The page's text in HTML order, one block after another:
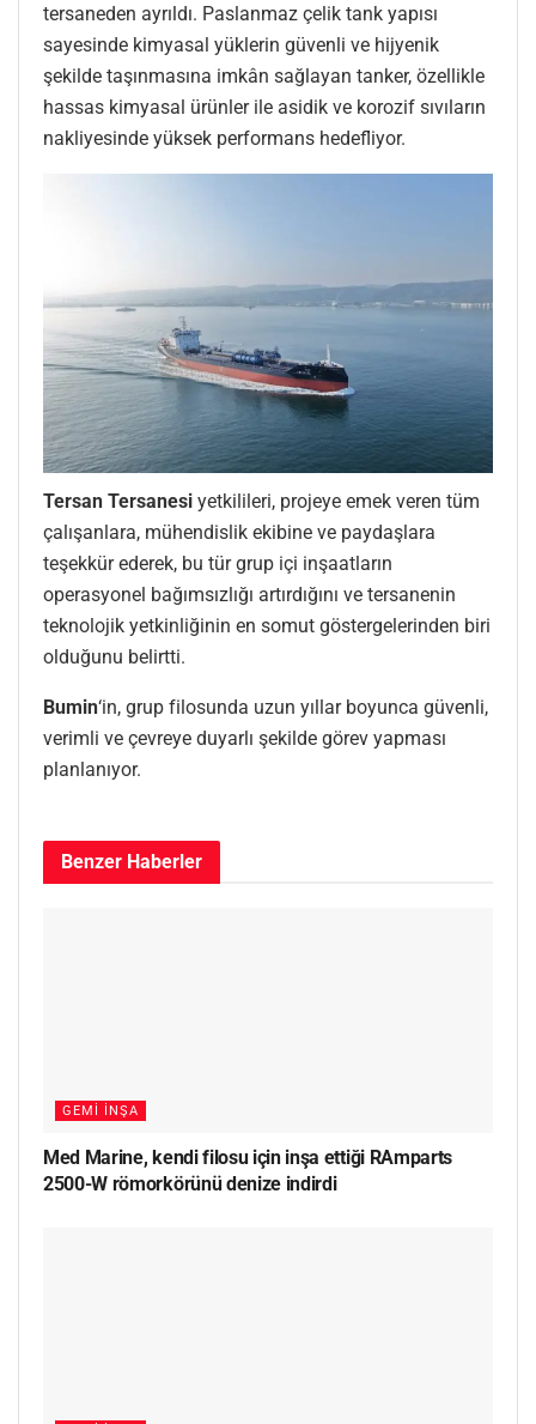
tersaneden ayrıldı. Paslanmaz çelik tank yapısı
sayesinde kimyasal yüklerin güvenli ve hijyenik
şekilde taşınmasına imkân sağlayan tanker, özellikle
hassas kimyasal ürünler ile asidik ve korozif sıvıların
nakliyesinde yüksek performans hedefliyor.
Tersan Tersanesi yetkilileri, projeye emek veren tüm
çalışanlara, mühendislik ekibine ve paydaşlara
teşekkür ederek, bu tür grup içi inşaatların
operasyonel bağımsızlığı artırdığını ve tersanenin
teknolojik yetkinliğinin en somut göstergelerinden biri
olduğunu belirtti.
Bumin‘in, grup filosunda uzun yıllar boyunca güvenli,
verimli ve çevreye duyarlı şekilde görev yapması
planlanıyor.
Benzer Haberler
GEMI İNŞA
Med Marine, kendi filosu için inşa ettiği RAmparts
2500-W römorkörünü denize indirdi